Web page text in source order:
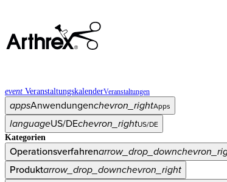
event VeranstaltungskalenderVeranstaltungen
appsAnwendungenchevron_rightApps
languageUS/DEchevron_rightUS/DE
Kategorien
Operationsverfahrenarrow_drop_down
Produktarrow_drop_downchevron_right